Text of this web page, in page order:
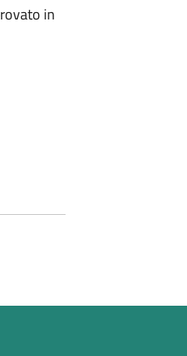
in